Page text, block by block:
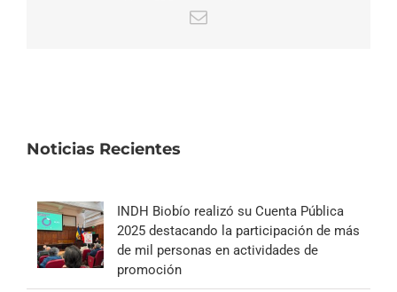
Correo
Noticias Recientes
INDH Biobío realizó su Cuenta Pública
2025 destacando la participación de más
de mil personas en actividades de
promoción